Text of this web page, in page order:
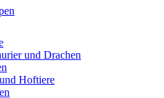
und Drachen
Hoftiere